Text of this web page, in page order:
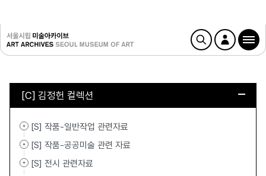
[C] 김정헌 컬렉션
[S] 작품-일반작업 관련자료
[S] 작품-공공미술 관련 자료
[S] 전시 관련자료